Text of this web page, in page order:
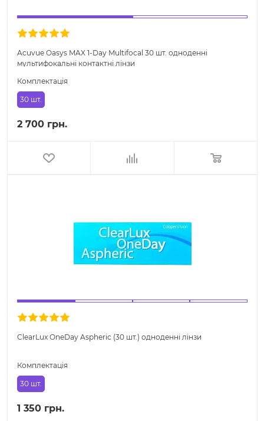
Acuvue Oasys MAX 1-Day Multifocal 30 шт. одноденні
мультифокальні контактні лінзи
Комплектація
30 шт.
2 700 грн.
ClearLux OneDay Aspheric (30 шт.) одноденні лінзи
Комплектація
30 шт.
1 350 грн.